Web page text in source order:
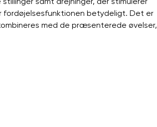
fordøjelsesfunktionen betydeligt. Det er
med de præsenterede øvelser,